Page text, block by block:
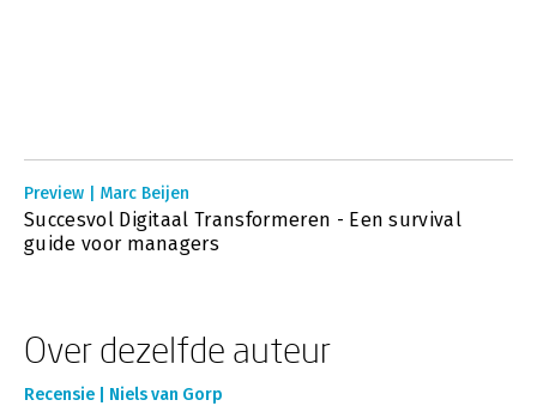
Preview | Marc Beijen
Succesvol Digitaal Transformeren - Een survival
guide voor managers
Over dezelfde auteur
Recensie | Niels van Gorp